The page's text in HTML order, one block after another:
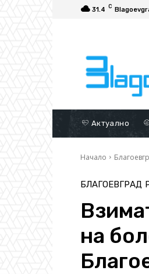
31.4 C
Актуално
Начало
БЛАГОЕВГРАД
на